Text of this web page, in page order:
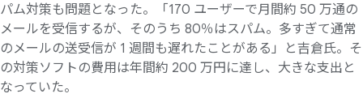
パム対策も問題となった。「170 ユーザーで月間約 50 万通の
メールを受信するが、そのうち 80％はスパム。多すぎて通常
のメールの送受信が 1 週間も遅れたことがある」と吉倉氏。そ
の対策ソフトの費用は年間約 200 万円に達し、大きな支出と
なっていた。